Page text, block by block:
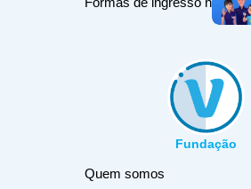
Fundação
Quem somos